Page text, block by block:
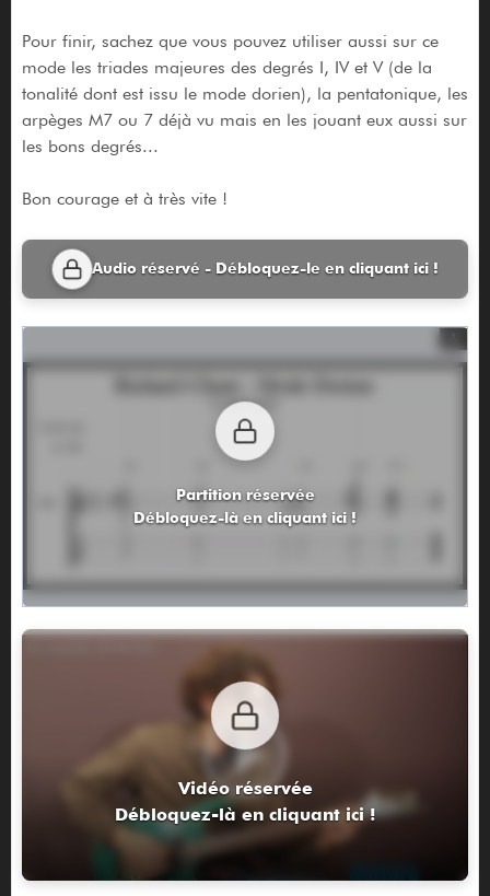
Pour finir, sachez que vous pouvez utiliser aussi sur ce
mode les triades majeures des degrés I, IV et V (de la
tonalité dont est issu le mode dorien), la pentatonique, les
arpèges M7 ou 7 déjà vu mais en les jouant eux aussi sur
les bons degrés...
Bon courage et à très vite !
Audio réservé - Débloquez-le en cliquant ici !
Partition réservée
Débloquez-là en cliquant ici !
Vidéo réservée
Débloquez-là en cliquant ici !